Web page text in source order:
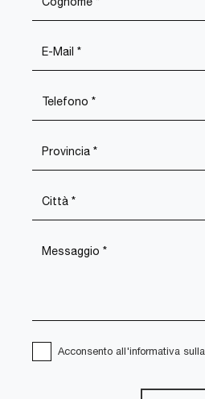
Acconsento all'informativa sulla